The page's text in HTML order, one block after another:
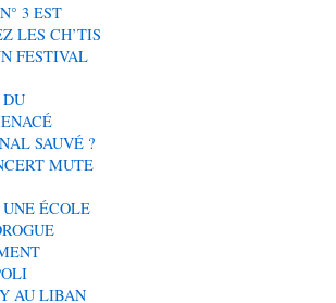
3 EST
LES CH’TIS
FESTIVAL
SAUVÉ ?
MUTE
ÉCOLE
AU LIBAN